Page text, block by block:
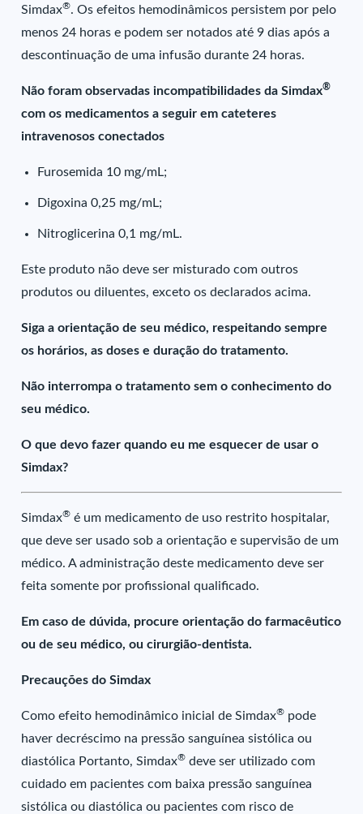
Simdax®. Os efeitos hemodinâmicos persistem por pelo
menos 24 horas e podem ser notados até 9 dias após a
descontinuação de uma infusão durante 24 horas.
Não foram observadas incompatibilidades da Simdax®
com os medicamentos a seguir em cateteres
intravenosos conectados
Furosemida 10 mg/mL;
Digoxina 0,25 mg/mL;
Nitroglicerina 0,1 mg/mL.
Este produto não deve ser misturado com outros
produtos ou diluentes, exceto os declarados acima.
Siga a orientação de seu médico, respeitando sempre
os horários, as doses e duração do tratamento.
Não interrompa o tratamento sem o conhecimento do
seu médico.
O que devo fazer quando eu me esquecer de usar o
Simdax?
Simdax® é um medicamento de uso restrito hospitalar,
que deve ser usado sob a orientação e supervisão de um
médico. A administração deste medicamento deve ser
feita somente por profissional qualificado.
Em caso de dúvida, procure orientação do farmacêutico
ou de seu médico, ou cirurgião-dentista.
Precauções do Simdax
Como efeito hemodinâmico inicial de Simdax® pode
haver decréscimo na pressão sanguínea sistólica ou
diastólica Portanto, Simdax® deve ser utilizado com
cuidado em pacientes com baixa pressão sanguínea
sistólica ou diastólica ou pacientes com risco de